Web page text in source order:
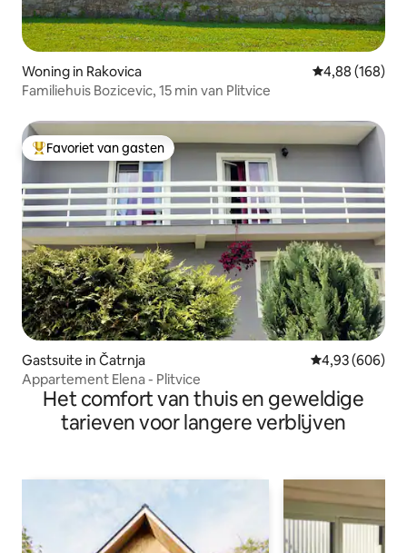
Woning in Rakovica Gemiddelde
4,88 (168)
Familiehuis Bozicevic, 15 min van Plitvice
Topfavoriet van gasten
Favoriet van gasten
Gastsuite in Čatrnja Gemiddelde
4,93 (606)
Appartement Elena - Plitvice
Het comfort van thuis en geweldige
tarieven voor langere verblijven